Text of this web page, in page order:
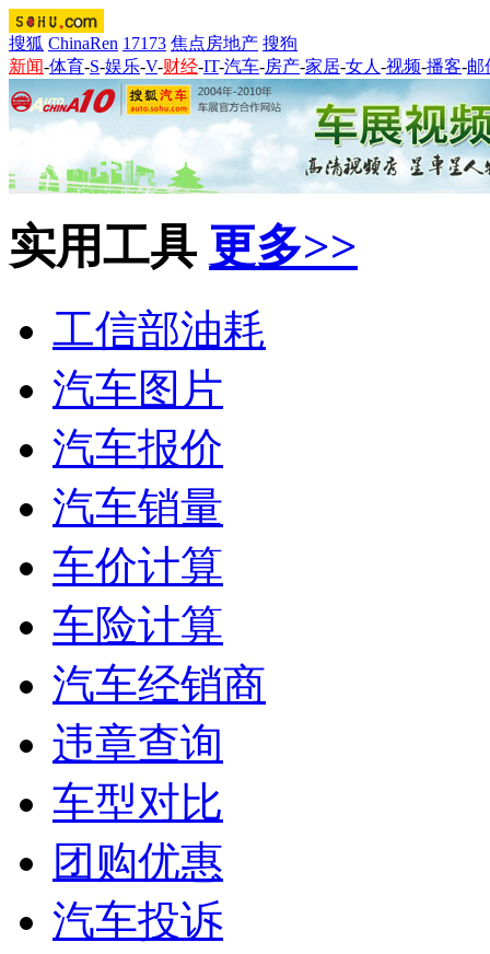
搜狐 ChinaRen 17173 焦点房地产 搜狗
新闻-体育-S-娱乐-V-财经-IT-汽车-房产-家居-女人 -视频-播客-邮
实用工具 更多>>
工信部油耗
汽车图片
汽车报价
汽车销量
车价计算
车险计算
汽车经销商
违章查询
车型对比
团购优惠
汽车投诉